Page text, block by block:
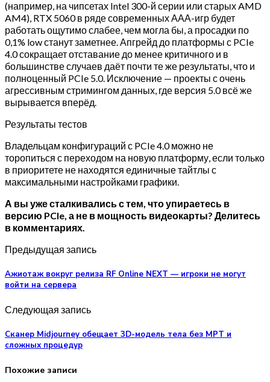
(например, на чипсетах Intel 300-й серии или старых AMD
AM4), RTX 5060 в ряде современных ААА-игр будет
работать ощутимо слабее, чем могла бы, а просадки по
0,1% low станут заметнее. Апгрейд до платформы с PCIe
4.0 сокращает отставание до менее критичного и в
большинстве случаев даёт почти те же результаты, что и
полноценный PCIe 5.0. Исключение — проекты с очень
агрессивным стримингом данных, где версия 5.0 всё же
вырывается вперёд.
Результаты тестов
Владельцам конфигураций с PCIe 4.0 можно не
торопиться с переходом на новую платформу, если только
в приоритете не находятся единичные тайтлы с
максимальными настройками графики.
А вы уже сталкивались с тем, что упираетесь в
версию PCIe, а не в мощность видеокарты? Делитесь
в комментариях.
Предыдущая запись
Ажиотаж вокруг релиза RF Online NEXT — игроки не могут
войти на сервера
Следующая запись
Сканер Midjourney обещает 3D-модель тела без МРТ и
сложных процедур
Похожие записи